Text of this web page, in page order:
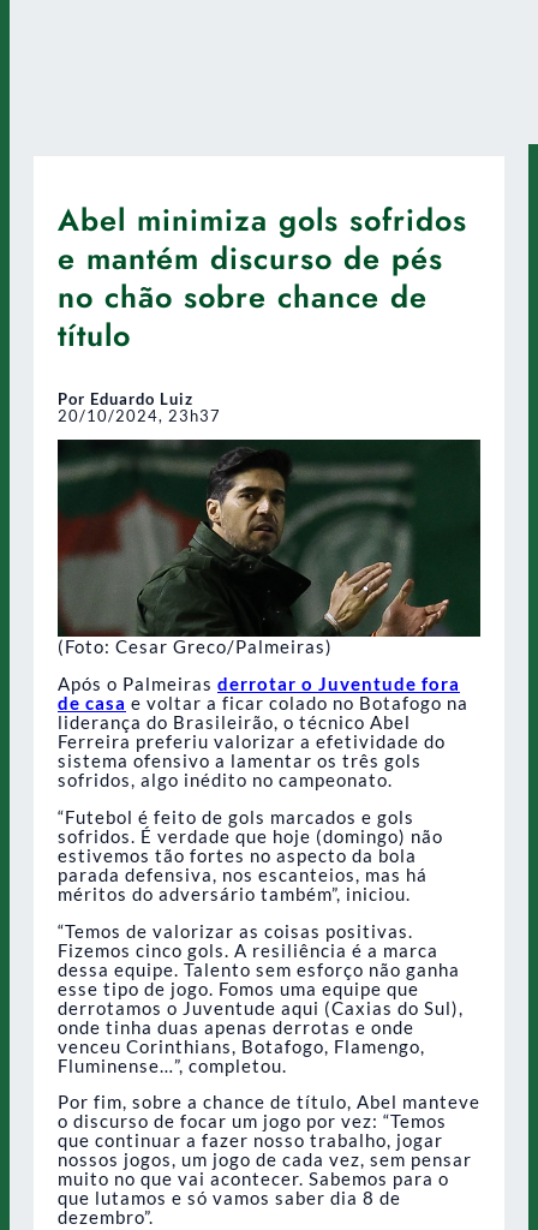
Abel minimiza gols sofridos
e mantém discurso de pés
no chão sobre chance de
título
Por Eduardo Luiz
20/10/2024, 23h37
(Foto: Cesar Greco/Palmeiras)
Após o Palmeiras derrotar o Juventude fora
de casa e voltar a ficar colado no Botafogo na
liderança do Brasileirão, o técnico Abel
Ferreira preferiu valorizar a efetividade do
sistema ofensivo a lamentar os três gols
sofridos, algo inédito no campeonato.
“Futebol é feito de gols marcados e gols
sofridos. É verdade que hoje (domingo) não
estivemos tão fortes no aspecto da bola
parada defensiva, nos escanteios, mas há
méritos do adversário também”, iniciou.
“Temos de valorizar as coisas positivas.
Fizemos cinco gols. A resiliência é a marca
dessa equipe. Talento sem esforço não ganha
esse tipo de jogo. Fomos uma equipe que
derrotamos o Juventude aqui (Caxias do Sul),
onde tinha duas apenas derrotas e onde
venceu Corinthians, Botafogo, Flamengo,
Fluminense…”, completou.
Por fim, sobre a chance de título, Abel manteve
o discurso de focar um jogo por vez: “Temos
que continuar a fazer nosso trabalho, jogar
nossos jogos, um jogo de cada vez, sem pensar
muito no que vai acontecer. Sabemos para o
que lutamos e só vamos saber dia 8 de
dezembro”.